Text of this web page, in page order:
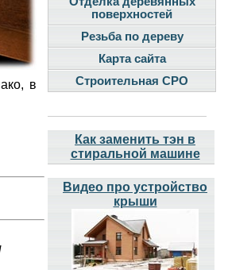
в
поверхностей
Резьба по дереву
Карта сайта
Строительная СРО
Как заменить тэн в
стиральной машине
Видео про устройство
крыши